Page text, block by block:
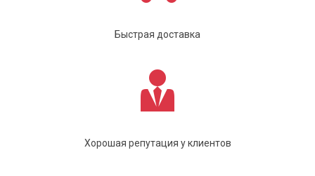
Быстрая доставка
Хорошая репутация у клиентов